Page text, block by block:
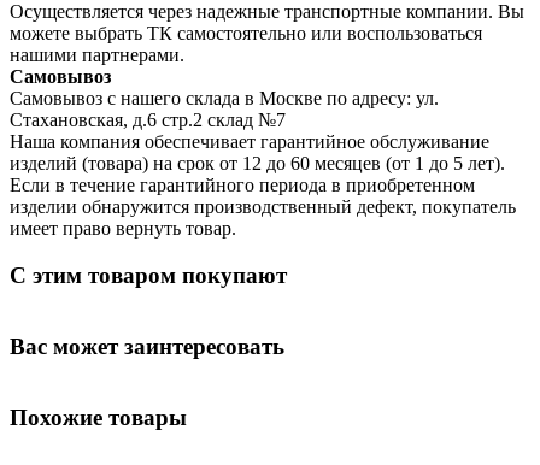
Осуществляется через надежные транспортные компании. Вы
можете выбрать ТК самостоятельно или воспользоваться
нашими партнерами.
Самовывоз
Самовывоз с нашего склада в Москве по адресу: ул.
Стахановская, д.6 стр.2 склад №7
Наша компания обеспечивает гарантийное обслуживание
изделий (товара) на срок от 12 до 60 месяцев (от 1 до 5 лет).
Если в течение гарантийного периода в приобретенном
изделии обнаружится производственный дефект, покупатель
имеет право вернуть товар.
С этим товаром покупают
Вас может заинтересовать
Похожие товары